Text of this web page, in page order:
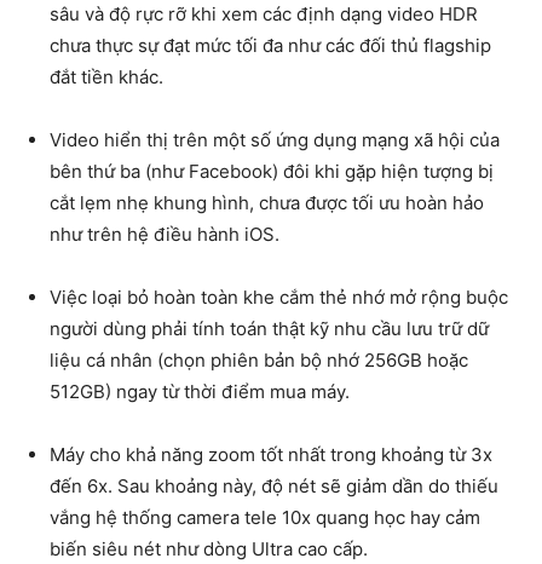
sâu và độ rực rỡ khi xem các định dạng video HDR
chưa thực sự đạt mức tối đa như các đối thủ flagship
đắt tiền khác.
Video hiển thị trên một số ứng dụng mạng xã hội của
bên thứ ba (như Facebook) đôi khi gặp hiện tượng bị
cắt lẹm nhẹ khung hình, chưa được tối ưu hoàn hảo
như trên hệ điều hành iOS.
Việc loại bỏ hoàn toàn khe cắm thẻ nhớ mở rộng buộc
người dùng phải tính toán thật kỹ nhu cầu lưu trữ dữ
liệu cá nhân (chọn phiên bản bộ nhớ 256GB hoặc
512GB) ngay từ thời điểm mua máy.
Máy cho khả năng zoom tốt nhất trong khoảng từ 3x
đến 6x. Sau khoảng này, độ nét sẽ giảm dần do thiếu
vắng hệ thống camera tele 10x quang học hay cảm
biến siêu nét như dòng Ultra cao cấp.